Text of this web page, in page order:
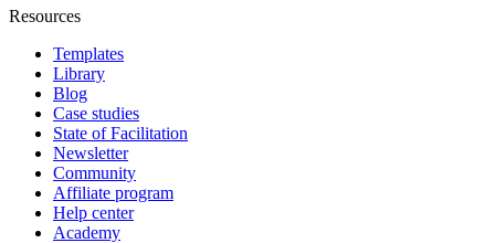
Resources
Templates
Library
Blog
Case studies
State of Facilitation
Newsletter
Community
Affiliate program
Help center
Academy